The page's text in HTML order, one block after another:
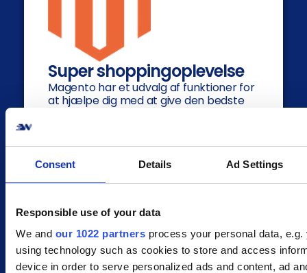
Consent Details Ad Settings
Responsible use of your data
We and our 1022 partners process your personal data, e.g.
using technology such as cookies to store and access
device in order to serve personalized ads and content, ad
Super shoppingoplevelse
Magento har et udvalg af funktioner for
at hjælpe dig med at give den bedste
er på lager, etc.